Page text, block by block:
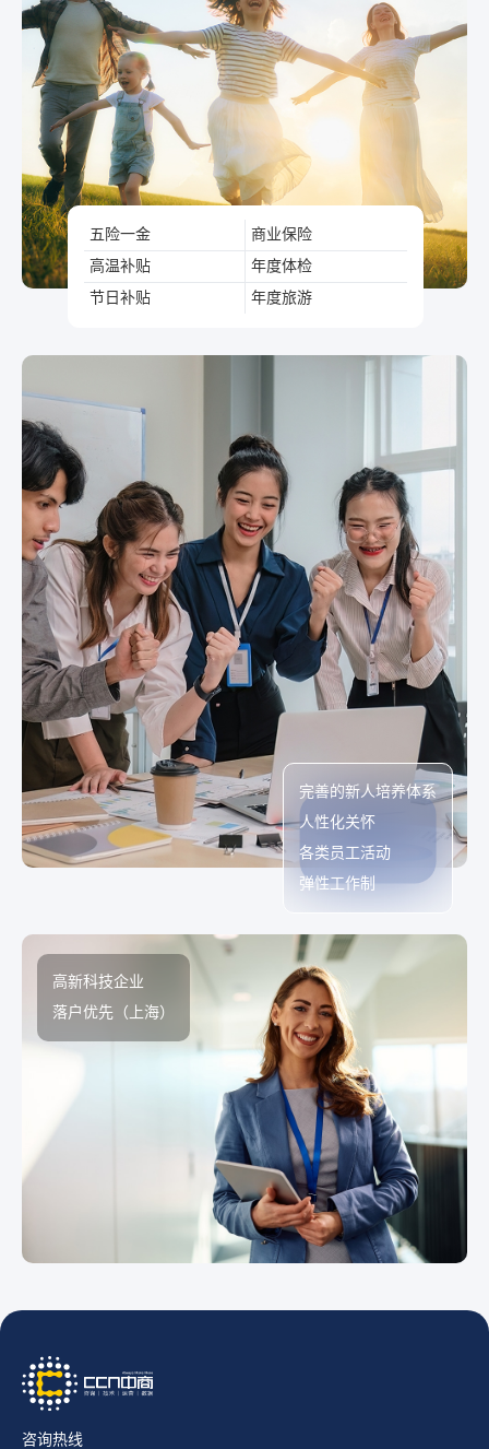
五险一金
商业保险
高温补贴
年度体检
节日补贴
年度旅游
完善的新人培养体系
人性化关怀
各类员工活动
弹性工作制
高新科技企业
落户优先（上海）
咨询热线